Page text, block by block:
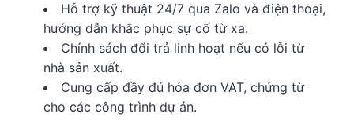
Hỗ trợ kỹ thuật 24/7 qua Zalo và điện thoại,
hướng dẫn khắc phục sự cố từ xa.
Chính sách đổi trả linh hoạt nếu có lỗi từ
nhà sản xuất.
Cung cấp đầy đủ hóa đơn VAT, chứng từ
cho các công trình dự án.